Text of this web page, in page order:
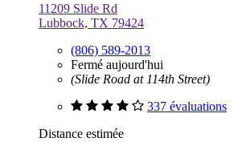
11209 Slide Rd
Lubbock, TX 79424
(806) 589-2013
Fermé aujourd'hui
(Slide Road at 114th Street)
337 évaluations
Distance estimée